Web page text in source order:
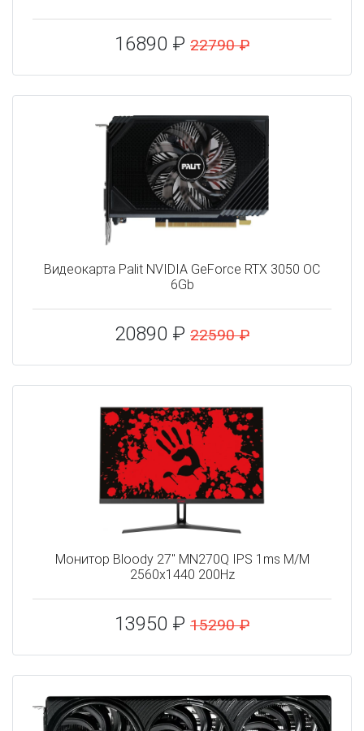
16890 ₽ 22790 ₽
Видеокарта Palit NVIDIA GeForce RTX 3050 OC
6Gb
20890 ₽ 22590 ₽
Монитор Bloody 27" MN270Q IPS 1ms M/M
2560x1440 200Hz
13950 ₽ 15290 ₽